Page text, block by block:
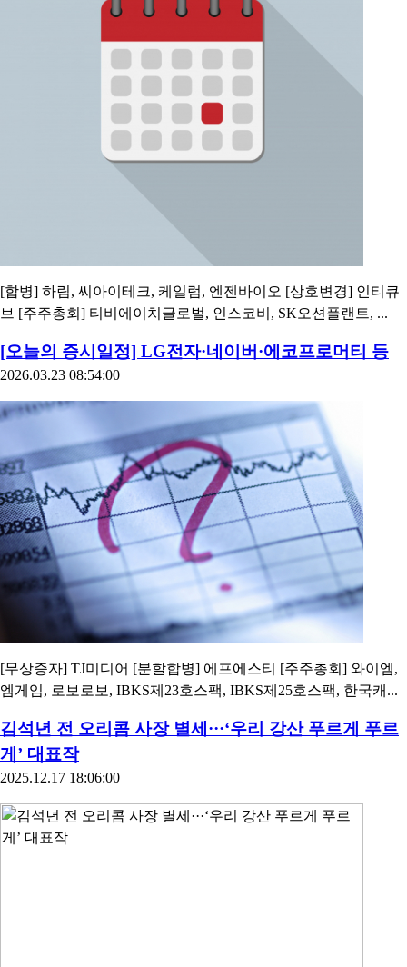
[합병] 하림, 씨아이테크, 케일럼, 엔젠바이오 [상호변경] 인티큐
브 [주주총회] 티비에이치글로벌, 인스코비, SK오션플랜트, ...
[오늘의 증시일정] LG전자·네이버·에코프로머티 등
2026.03.23 08:54:00
[무상증자] TJ미디어 [분할합병] 에프에스티 [주주총회] 와이엠,
엠게임, 로보로보, IBKS제23호스팩, IBKS제25호스팩, 한국캐...
김석년 전 오리콤 사장 별세···‘우리 강산 푸르게 푸르
게’ 대표작
2025.12.17 18:06:00